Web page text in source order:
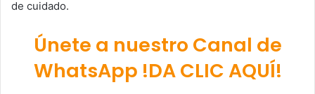
de cuidado.
Únete a nuestro Canal de
WhatsApp !DA CLIC AQUÍ!